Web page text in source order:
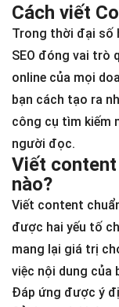
Cách viết
Trong thời đại số
SEO đóng vai trò
online của mọi
bạn cách tạo ra
công cụ tìm kiếm
người đọc.
Viết content
nào?
Viết content
được hai yếu tố
mang lại giá trị
việc nội dung của
Đáp ứng được ý